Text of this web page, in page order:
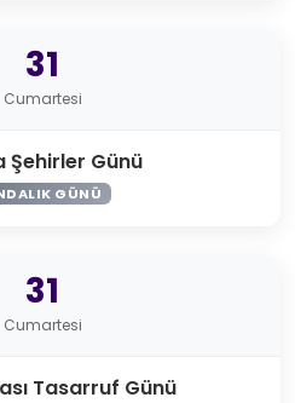
31
Cumartesi
Şehirler Günü
GÜNÜ
31
Cumartesi
Tasarruf Günü